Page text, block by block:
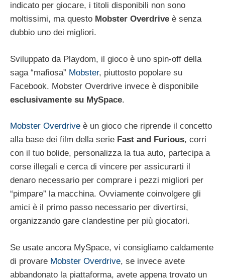
indicato per giocare, i titoli disponibili non sono
moltissimi, ma questo Mobster Overdrive è senza
dubbio uno dei migliori.
Sviluppato da Playdom, il gioco è uno spin-off della
saga “mafiosa” Mobster, piuttosto popolare su
Facebook. Mobster Overdrive invece è disponibile
esclusivamente su MySpace.
Mobster Overdrive è un gioco che riprende il concetto
alla base dei film della serie Fast and Furious, corri
con il tuo bolide, personalizza la tua auto, partecipa a
corse illegali e cerca di vincere per assicurarti il
denaro necessario per comprare i pezzi migliori per
“pimpare” la macchina. Ovviamente coinvolgere gli
amici è il primo passo necessario per divertirsi,
organizzando gare clandestine per più giocatori.
Se usate ancora MySpace, vi consigliamo caldamente
di provare Mobster Overdrive, se invece avete
abbandonato la piattaforma, avete appena trovato un